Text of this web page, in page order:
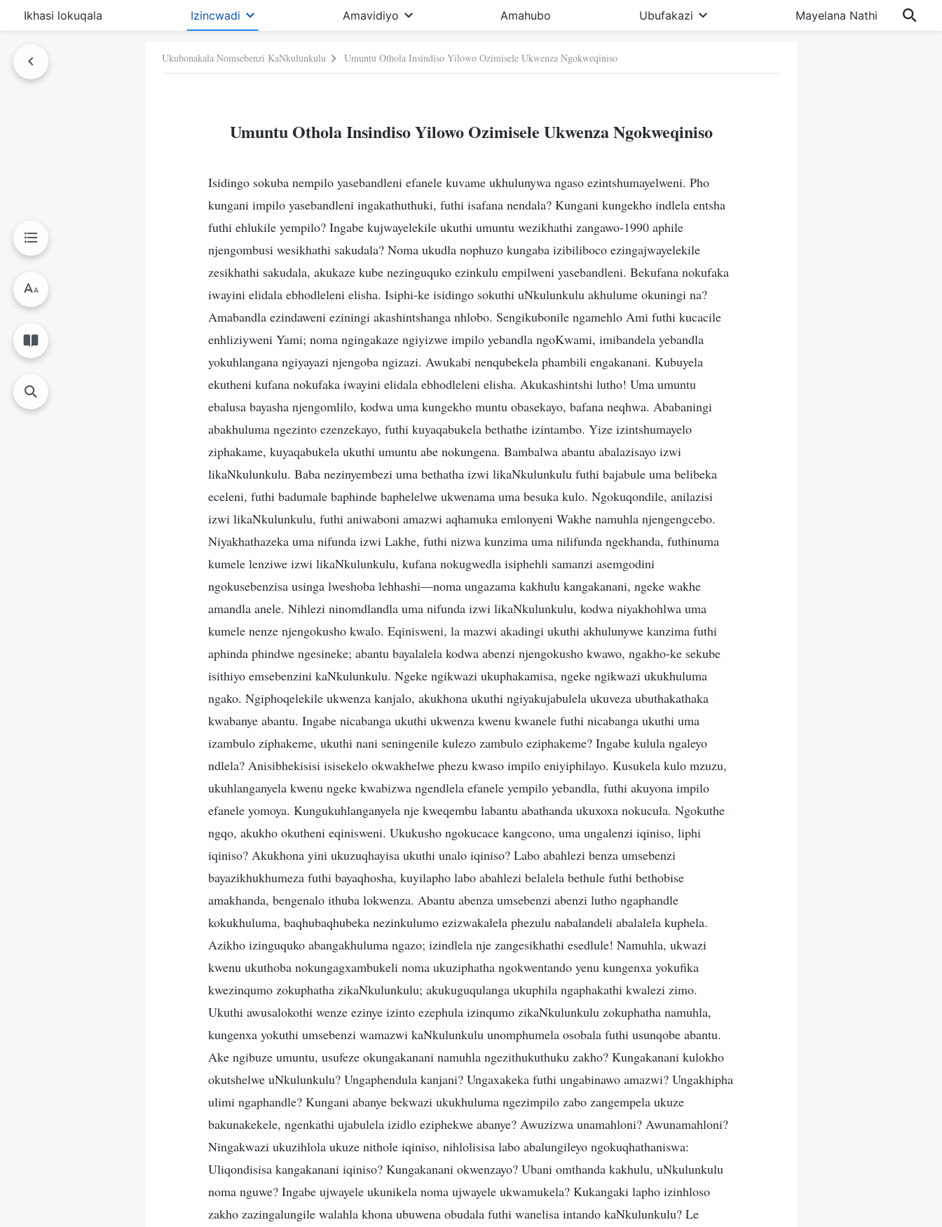
Ikhasi lokuqala Izincwadi Amavidiyo Amahubo Ubufakazi Mayelana Nathi
Ukubonakala Nomsebenzi KaNkulunkulu Umuntu Othola Insindiso Yilowo Ozimisele Ukwenza Ngokweqiniso
Umuntu Othola Insindiso Yilowo Ozimisele Ukwenza Ngokweqiniso
Isidingo sokuba nempilo yasebandleni efanele kuvame ukhulunywa ngaso ezintshumayelweni. Pho
kungani impilo yasebandleni ingakathuthuki, futhi isafana nendala? Kungani kungekho indlela entsha
futhi ehlukile yempilo? Ingabe kujwayelekile ukuthi umuntu wezikhathi zangawo-1990 aphile
njengombusi wesikhathi sakudala? Noma ukudla nophuzo kungaba izibiliboco ezingajwayelekile
zesikhathi sakudala, akukaze kube nezinguquko ezinkulu empilweni yasebandleni. Bekufana nokufaka
iwayini elidala ebhodleleni elisha. Isiphi-ke isidingo sokuthi uNkulunkulu akhulume okuningi na?
Amabandla ezindaweni eziningi akashintshanga nhlobo. Sengikubonile ngamehlo Ami futhi kucacile
enhliziyweni Yami; noma ngingakaze ngiyizwe impilo yebandla ngoKwami, imibandela yebandla
yokuhlangana ngiyayazi njengoba ngizazi. Awukabi nenqubekela phambili engakanani. Kubuyela
ekutheni kufana nokufaka iwayini elidala ebhodleleni elisha. Akukashintshi lutho! Uma umuntu
ebalusa bayasha njengomlilo, kodwa uma kungekho muntu obasekayo, bafana neqhwa. Ababaningi
abakhuluma ngezinto ezenzekayo, futhi kuyaqabukela bethathe izintambo. Yize izintshumayelo
ziphakame, kuyaqabukela ukuthi umuntu abe nokungena. Bambalwa abantu abalazisayo izwi
likaNkulunkulu. Baba nezinyembezi uma bethatha izwi likaNkulunkulu futhi bajabule uma belibeka
eceleni, futhi badumale baphinde baphelelwe ukwenama uma besuka kulo. Ngokuqondile, anilazisi
izwi likaNkulunkulu, futhi aniwaboni amazwi aqhamuka emlonyeni Wakhe namuhla njengengcebo.
Niyakhathazeka uma nifunda izwi Lakhe, futhi nizwa kunzima uma nilifunda ngekhanda, futhinuma
kumele lenziwe izwi likaNkulunkulu, kufana nokugwedla isiphehli samanzi asemgodini
ngokusebenzisa usinga lweshoba lehhashi—noma ungazama kakhulu kangakanani, ngeke wakhe
amandla anele. Nihlezi ninomdlandla uma nifunda izwi likaNkulunkulu, kodwa niyakhohlwa uma
kumele nenze njengokusho kwalo. Eqinisweni, la mazwi akadingi ukuthi akhulunywe kanzima futhi
aphinda phindwe ngesineke; abantu bayalalela kodwa abenzi njengokusho kwawo, ngakho-ke sekube
isithiyo emsebenzini kaNkulunkulu. Ngeke ngikwazi ukuphakamisa, ngeke ngikwazi ukukhuluma
ngako. Ngiphoqelekile ukwenza kanjalo, akukhona ukuthi ngiyakujabulela ukuveza ubuthakathaka
kwabanye abantu. Ingabe nicabanga ukuthi ukwenza kwenu kwanele futhi nicabanga ukuthi uma
izambulo ziphakeme, ukuthi nani seningenile kulezo zambulo eziphakeme? Ingabe kulula ngaleyo
ndlela? Anisibhekisisi isisekelo okwakhelwe phezu kwaso impilo eniyiphilayo. Kusukela kulo mzuzu,
ukuhlanganyela kwenu ngeke kwabizwa ngendlela efanele yempilo yebandla, futhi akuyona impilo
efanele yomoya. Kungukuhlanganyela nje kweqembu labantu abathanda ukuxoxa nokucula. Ngokuthe
ngqo, akukho okutheni eqinisweni. Ukukusho ngokucace kangcono, uma ungalenzi iqiniso, liphi
iqiniso? Akukhona yini ukuzuqhayisa ukuthi unalo iqiniso? Labo abahlezi benza umsebenzi
bayazikhukhumeza futhi bayaqhosha, kuyilapho labo abahlezi belalela bethule futhi bethobise
amakhanda, bengenalo ithuba lokwenza. Abantu abenza umsebenzi abenzi lutho ngaphandle
kokukhuluma, baqhubaqhubeka nezinkulumo ezizwakalela phezulu nabalandeli abalalela kuphela.
Azikho izinguquko abangakhuluma ngazo; izindlela nje zangesikhathi esedlule! Namuhla, ukwazi
kwenu ukuthoba nokungagxambukeli noma ukuziphatha ngokwentando yenu kungenxa yokufika
kwezinqumo zokuphatha zikaNkulunkulu; akukuguqulanga ukuphila ngaphakathi kwalezi zimo.
Ukuthi awusalokothi wenze ezinye izinto ezephula izinqumo zikaNkulunkulu zokuphatha namuhla,
kungenxa yokuthi umsebenzi wamazwi kaNkulunkulu unomphumela osobala futhi usunqobe abantu.
Ake ngibuze umuntu, usufeze okungakanani namuhla ngezithukuthuku zakho? Kungakanani kulokho
okutshelwe uNkulunkulu? Ungaphendula kanjani? Ungaxakeka futhi ungabinawo amazwi? Ungakhipha
ulimi ngaphandle? Kungani abanye bekwazi ukukhuluma ngezimpilo zabo zangempela ukuze
bakunakekele, ngenkathi ujabulela izidlo eziphekwe abanye? Awuzizwa unamahloni? Awunamahloni?
Ningakwazi ukuzihlola ukuze nithole iqiniso, nihlolisisa labo abalungileyo ngokuqhathaniswa:
Uliqondisisa kangakanani iqiniso? Kungakanani okwenzayo? Ubani omthanda kakhulu, uNkulunkulu
noma nguwe? Ingabe ujwayele ukunikela noma ujwayele ukwamukela? Kukangaki lapho izinhloso
zakho zazingalungile walahla khona ubuwena obudala futhi wanelisa intando kaNkulunkulu? Le